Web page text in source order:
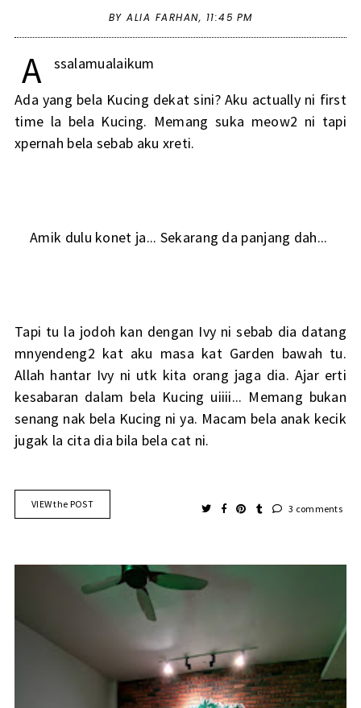
BY ALIA FARHAN, 11:45 PM
A
ssalamualaikum
Ada yang bela Kucing dekat sini? Aku actually ni first
time la bela Kucing. Memang suka meow2 ni tapi
xpernah bela sebab aku xreti.
Amik dulu konet ja... Sekarang da panjang dah...
Tapi tu la jodoh kan dengan Ivy ni sebab dia datang
mnyendeng2 kat aku masa kat Garden bawah tu.
Allah hantar Ivy ni utk kita orang jaga dia. Ajar erti
kesabaran dalam bela Kucing uiiii... Memang bukan
senang nak bela Kucing ni ya. Macam bela anak kecik
jugak la cita dia bila bela cat ni.
VIEW the POST 3 comments